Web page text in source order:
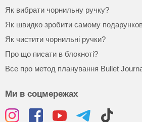
Як вибрати чорнильну ручку?
Як швидко зробити самому
Як чистити чорнильні ручки?
Про що писати в блокноті?
Все про метод планування Bullet
Ми в соцмережах